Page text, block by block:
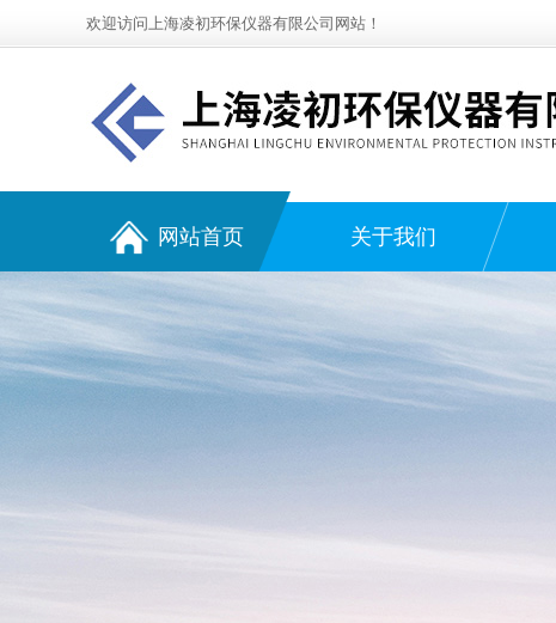
欢迎访问上海凌初环保仪器有限公司网站！
网站首页 关于我们